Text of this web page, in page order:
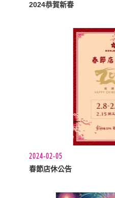
2024恭賀新春
2024-02-05
春節店休公告